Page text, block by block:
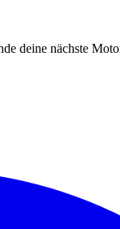
deine nächste